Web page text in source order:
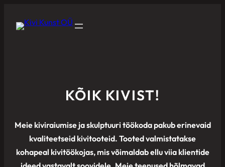
KÕIK KIVIST!
Meie kiviraiumise ja skulptuuri töökoda pakub erinevaid
kvaliteetseid kivitooteid. Tooted valmistatakse
kohapeal kivitöökojas, mis võimaldab ellu viia klientide